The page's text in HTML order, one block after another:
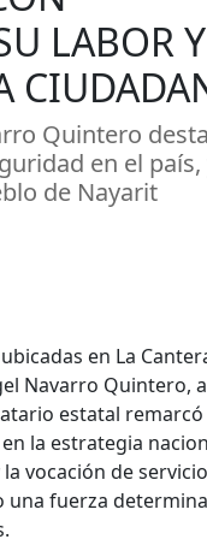
LABOR Y
Quintero
en el
de Nayarit
en La
Navarro Quintero,
estatal
la estrategia
vocación de
una fuerza